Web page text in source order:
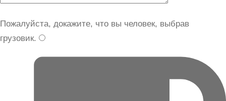
Пожалуйста, докажите, что вы человек, выбрав
грузовик.